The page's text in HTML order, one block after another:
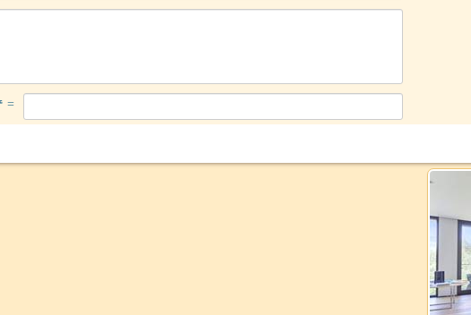
= ۴ بعلاوه ۲